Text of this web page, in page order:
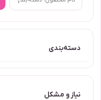
دسته‌بندی
نیاز و مشکل